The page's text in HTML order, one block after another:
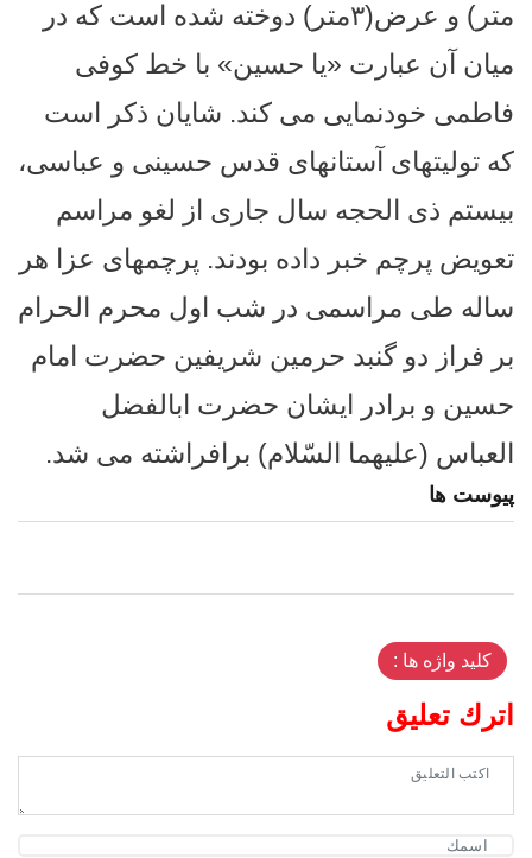
متر) و عرض(۳متر) دوخته شده است که در
میان آن عبارت «یا حسین» با خط کوفی
فاطمی خودنمایی می‌ کند. شایان ذکر است
که تولیتهای‌ آستانهای قدس حسینی و عباسی،
بیستم ذی ‌الحجه سال جاری از لغو مراسم
تعویض پرچم خبر داده بودند. پرچمهای عزا هر
ساله طی مراسمی در شب اول محرم الحرام
بر فراز دو گنبد حرمین شریفین حضرت امام
حسین و برادر ایشان حضرت ابالفضل
العباس (علیهما السّلام) برافراشته می‌ شد.
پیوست ها
کلید واژه ها :
اترك تعليق